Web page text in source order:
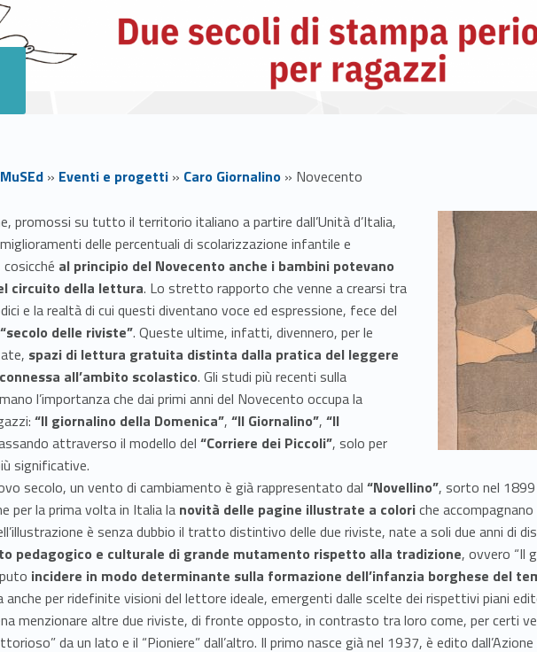
MuSEd » Eventi e progetti » Caro Giornalino » Novecento
promossi su tutto il territorio italiano a partire dall’Unità d’Italia,
delle percentuali di scolarizzazione infantile e
al principio del Novecento anche i bambini potevano
circuito della lettura. Lo stretto rapporto che venne a crearsi tra
e la realtà di cui questi diventano voce ed espressione, fece del
“secolo delle riviste”. Queste ultime, infatti, divennero, per le
spazi di lettura gratuita distinta dalla pratica del leggere
all’ambito scolastico. Gli studi più recenti sulla
l’importanza che dai primi anni del Novecento occupa la
“Il giornalino della Domenica”, “Il Giornalino”, “Il
attraverso il modello del “Corriere dei Piccoli”, solo per
significative.
secolo, un vento di cambiamento è già rappresentato dal “Novellino”, sorto nel
per la prima volta in Italia la novità delle pagine illustrate a coloriche
è senza dubbio il tratto distintivo delle due riviste, nate a soli due anni di
pedagogico e culturale di grande mutamento rispetto alla tradizione, ovvero “Il
incidere in modo determinante sulla formazione dell’infanzia borghese del
per ridefinite visioni del lettore ideale, emergenti dalle scelte dei rispettivi piani
menzionare altre due riviste, di fronte opposto, in contrasto tra loro come, per certi
da un lato e il “Pioniere” dall’altro. Il primo nasce già nel 1937, è edito